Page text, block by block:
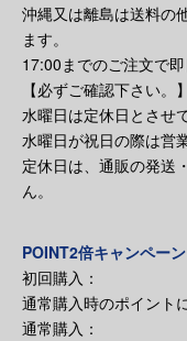
沖縄又は離島は送料の
ます。
17:00までのご注文で
【必ずご確認下さい。】
水曜日は定休日とさせ
水曜日が祝日の際は営
定休日は、通販の発送
ん。
POINT2倍キャンペーン
初回購入：
通常購入時のポイント
通常購入：